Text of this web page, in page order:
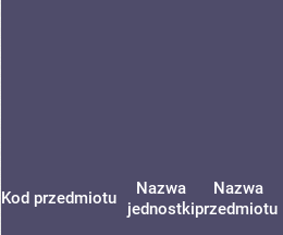
Kod przedmiotu
Nazwa
jednostki
Nazwa
przedmiotu